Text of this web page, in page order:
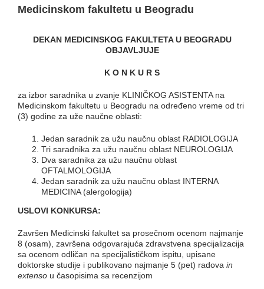
Medicinskom fakultetu u Beogradu
DEKAN MEDICINSKOG FAKULTETA U BEOGRADU
OBJAVLJUJE
K O N K U R S
za izbor saradnika u zvanje KLINIČKOG ASISTENTA na
Medicinskom fakultetu u Beogradu na određeno vreme od tri
(3) godine za uže naučne oblasti:
Jedan saradnik za užu naučnu oblast RADIOLOGIJA
Tri saradnika za užu naučnu oblast NEUROLOGIJA
Dva saradnika za užu naučnu oblast
OFTALMOLOGIJA
Jedan saradnik za užu naučnu oblast INTERNA
MEDICINA (alergologija)
USLOVI KONKURSA:
Završen Medicinski fakultet sa prosečnom ocenom najmanje
8 (osam), završena odgovarajuća zdravstvena specijalizacija
sa ocenom odličan na specijalističkom ispitu, upisane
doktorske studije i publikovano najmanje 5 (pet) radova in
extenso u časopisima sa recenzijom